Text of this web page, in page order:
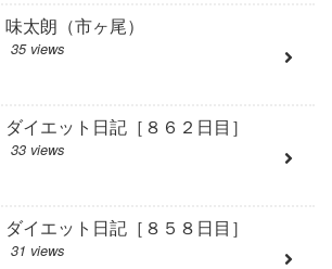
味太朗（市ヶ尾）
35 views
ダイエット日記［８６２日目］
33 views
ダイエット日記［８５８日目］
31 views